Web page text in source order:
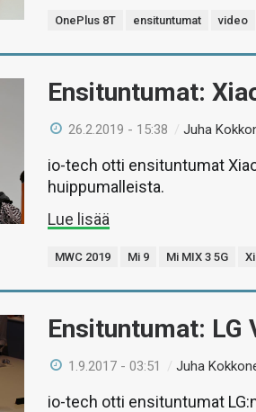
OnePlus 8T ensituntumat video
Ensituntumat:
26.2.2019 - 15:38 /Juha
io-tech otti ensituntumat
huippumalleista.
Lue lisää
MWC 2019 Mi 9 Mi MIX 3 5G
Ensituntumat: LG
1.9.2017 - 03:51 /Juha
io-tech otti ensituntumat